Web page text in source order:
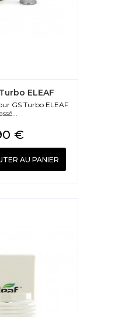
ELEAF
GS Turbo ELEAF
€
AU PANIER